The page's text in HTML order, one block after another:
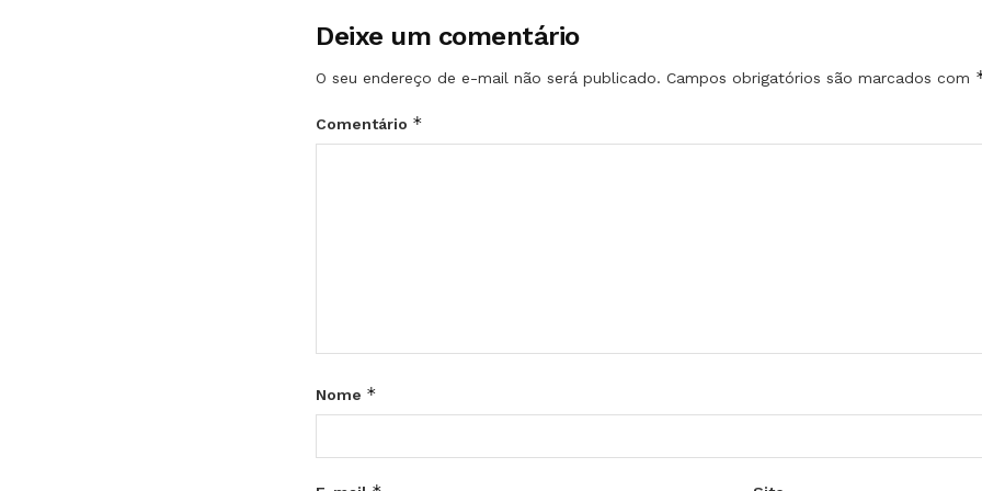
Deixe um comentário
O seu endereço de e-mail não será publicado. Campos obrigatórios são marcados com
Comentário *
Nome *